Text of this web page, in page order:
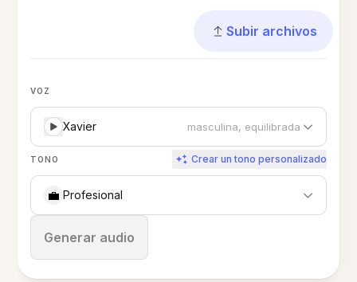
Subir archivos
VOZ
Xavier masculina, equilibrada
TONO Crear un tono personalizado
💼 Profesional
Generar audio
Detener